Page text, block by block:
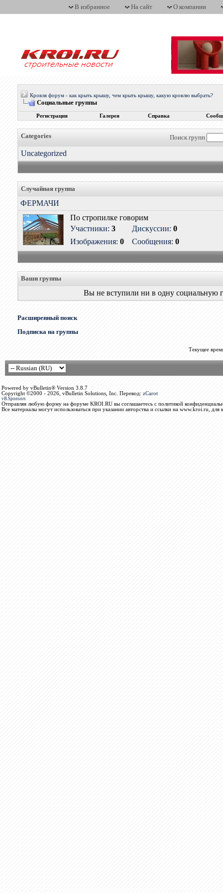
В избранное На сайт О компании
Кровля форум - как крыть крышу, чем крыть крышу, какую кровлю выбрать?
Социальные группы
Регистрация Галерея Справка
Поиск групп
Categories
Uncategorized
Случайная группа
ФЕРМАЧИ
По стропилке говорим
Участники: 3
Изображения: 0
Дискуссии: 0
Сообщения: 0
Ваши группы
Вы не вступили ни в одну социальную
Расширенный поиск
Подписка на группы
Текущее
Powered by vBulletin® Version 3.8.7
Copyright ©2000 - 2026, vBulletin Solutions, Inc. Перевод: zCarot
vB.Sponsors
Отправляя любую форму на форуме KROI.RU вы соглашаетесь с политикой
Все материалы могут использоваться при указании авторства и ссылки на www.kroi.ru, для